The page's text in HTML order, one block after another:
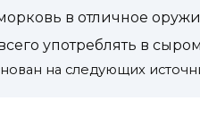
в отличное
употреблять в
на следующих